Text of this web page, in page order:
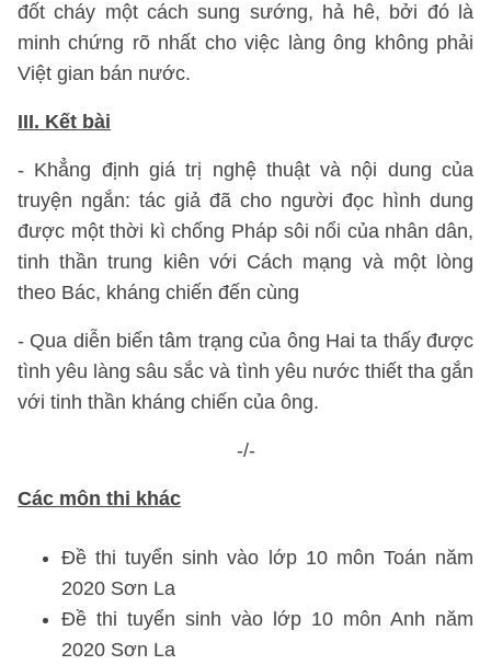
đốt cháy một cách sung sướng, hả hê, bởi đó là
minh chứng rõ nhất cho việc làng ông không phải
Việt gian bán nước.
III. Kết bài
- Khẳng định giá trị nghệ thuật và nội dung của
truyện ngắn: tác giả đã cho người đọc hình dung
được một thời kì chống Pháp sôi nổi của nhân dân,
tinh thần trung kiên với Cách mạng và một lòng
theo Bác, kháng chiến đến cùng
- Qua diễn biến tâm trạng của ông Hai ta thấy được
tình yêu làng sâu sắc và tình yêu nước thiết tha gắn
với tinh thần kháng chiến của ông.
-/-
Các môn thi khác
Đề thi tuyển sinh vào lớp 10 môn Toán năm
2020 Sơn La
Đề thi tuyển sinh vào lớp 10 môn Anh năm
2020 Sơn La